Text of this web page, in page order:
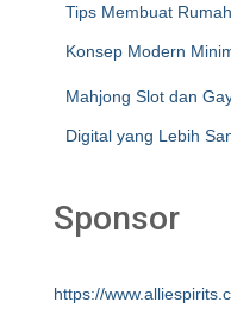
Tips Membuat
Konsep Modern
Mahjong Slot dan
Digital yang Lebih
Sponsor
https://